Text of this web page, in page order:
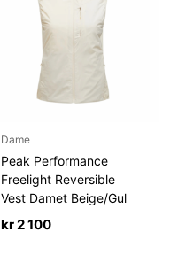
Dame
Peak Performance
Freelight Reversible
Vest Damet Beige/Gul
kr2 100